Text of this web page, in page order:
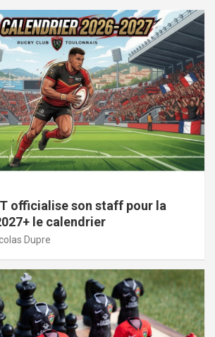
officialise son staff pour la
le calendrier
Dupre